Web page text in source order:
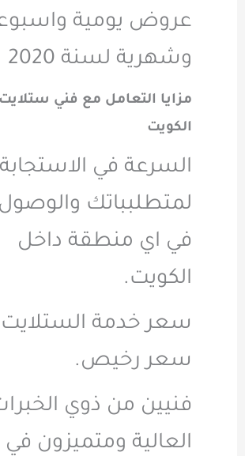
عروض يومية
وشهرية لسنة 2020
مزايا التعامل مع فني ستلايت
الكويت
السرعة في الاستجابة
لمتطلبباتك
في اي منطقة داخل
الكويت.
سعر خدمة الستلايت
سعر رخيص.
فنيين من ذوي
العالية ومتميزون في